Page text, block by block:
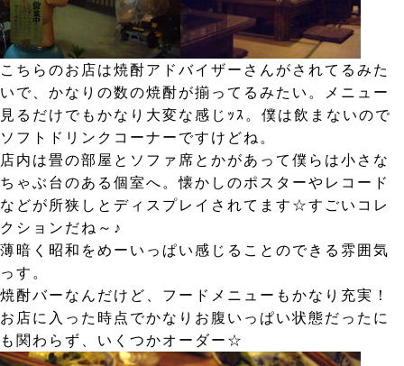
こちらのお店は焼酎アドバイザーさんがされてるみた
いで、かなりの数の焼酎が揃ってるみたい。メニュー
見るだけでもかなり大変な感じｯｽ。僕は飲まないので
ソフトドリンクコーナーですけどね。
店内は畳の部屋とソファ席とかがあって僕らは小さな
ちゃぶ台のある個室へ。懐かしのポスターやレコード
などが所狭しとディスプレイされてます☆すごいコレ
クションだね～♪
薄暗く昭和をめーいっぱい感じることのできる雰囲気
っす。
焼酎バーなんだけど、フードメニューもかなり充実！
お店に入った時点でかなりお腹いっぱい状態だったに
も関わらず、いくつかオーダー☆